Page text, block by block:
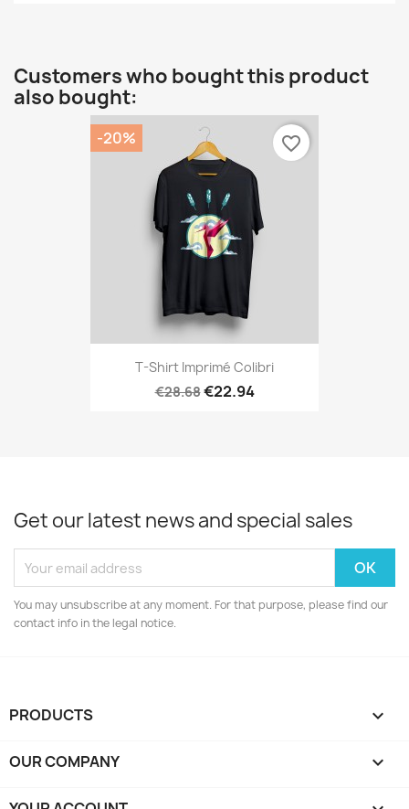
Customers who bought this product
also bought:
T-Shirt Imprimé Colibri
€28.68€22.94
-20% favorite_border
Get our latest news and special sales
You may unsubscribe at any moment. For that purpose, please find our
contact info in the legal notice.
PRODUCTS 
OUR COMPANY 